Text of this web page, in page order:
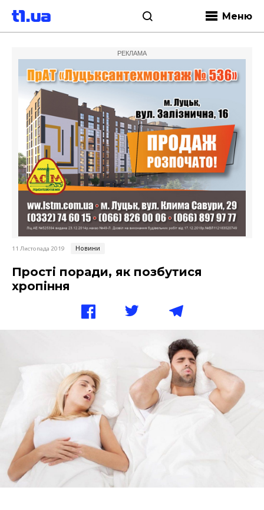
Меню
РЕКЛАМА
11 Листопада 2019 Новини
Прості поради, як позбутися
хропіння